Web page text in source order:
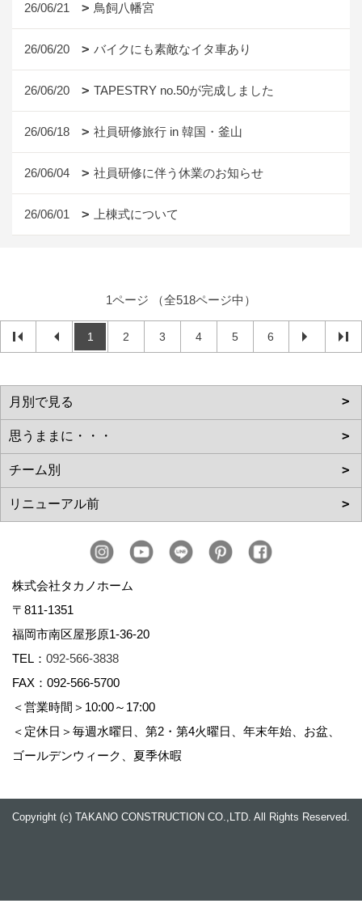
26/06/21 鳥飼八幡宮
26/06/20 バイクにも素敵なイタ車あり
26/06/20 TAPESTRY no.50が完成しました
26/06/18 社員研修旅行 in 韓国・釜山
26/06/04 社員研修に伴う休業のお知らせ
26/06/01 上棟式について
1ページ （全518ページ中）
1 2 3 4 5 6
株式会社タカノホーム
〒811-1351
福岡市南区屋形原1-36-20
TEL： 092-566-3838
FAX：092-566-5700
＜営業時間＞10:00～17:00
＜定休日＞毎週水曜日、第2・第4火曜日、年末年始、お盆、
ゴールデンウィーク、夏季休暇
Copyright (c) TAKANO CONSTRUCTION CO.,LTD. All Rights Reserved.